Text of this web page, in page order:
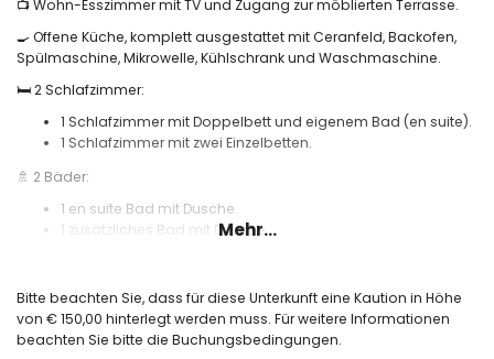
📺 Wohn-Esszimmer mit TV und Zugang zur möblierten Terrasse.
🍳 Offene Küche, komplett ausgestattet mit Ceranfeld, Backofen,
Spülmaschine, Mikrowelle, Kühlschrank und Waschmaschine.
🛏️ 2 Schlafzimmer:
1 Schlafzimmer mit Doppelbett und eigenem Bad (en suite).
1 Schlafzimmer mit zwei Einzelbetten.
🚿 2 Bäder:
1 en suite Bad mit Dusche.
1 zusätzliches Bad mit Dusche.
❄️ Klimaanlage.
🌐 Hochgeschwindigkeits-Glasfaser-Internet.
Mehr...
Bitte beachten Sie, dass für diese Unterkunft eine Kaution in Höhe
von € 150,00 hinterlegt werden muss. Für weitere Informationen
beachten Sie bitte die Buchungsbedingungen.